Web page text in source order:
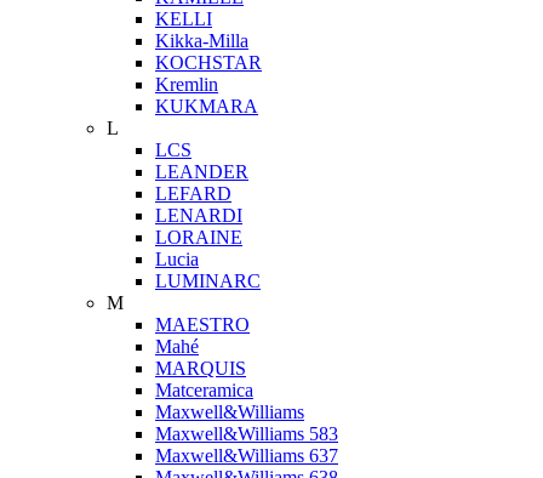
KELLI
Kikka-Milla
KOCHSTAR
Kremlin
KUKMARA
L
LCS
LEANDER
LEFARD
LENARDI
LORAINE
Lucia
LUMINARC
M
MAESTRO
Mahé
MARQUIS
Matceramica
Maxwell&Williams
Maxwell&Williams 583
Maxwell&Williams 637